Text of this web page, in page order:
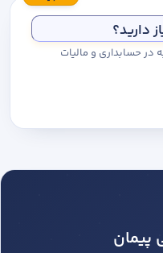
دارید؟
۲۵ سال تجربه در حسابداری و مالیات
پیمان